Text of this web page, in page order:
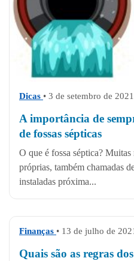
Dicas • 3 de setembro de 2021
A importância de
de fossas sépticas
O que é fossa séptica? Muitas
próprias, também chamadas
instaladas próxima...
Finanças • 13 de julho de
Quais são as regras